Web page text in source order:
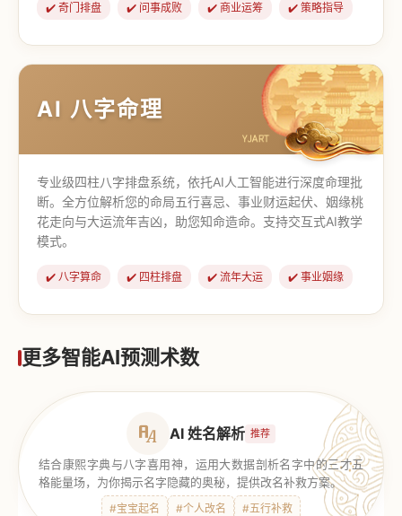
✔️ 奇门排盘 ✔️ 问事成败 ✔️ 商业运筹 ✔️ 策略指导
【道家奇门】 【传统奇门】
AI 八字命理
专业级四柱八字排盘系统，依托AI人工智能进行深度命理批
断。全方位解析您的命局五行喜忌、事业财运起伏、姻缘桃
花走向与大运流年吉凶，助您知命造命。支持交互式AI教学
模式。
✔️ 八字算命 ✔️ 四柱排盘 ✔️ 流年大运 ✔️ 事业姻缘
更多智能AI预测术数
AI 姓名解析 推荐
结合康熙字典与八字喜用神，运用大数据剖析名字中的三才五
格能量场，为你揭示名字隐藏的奥秘，提供改名补救方案。
#宝宝起名 #个人改名 #五行补救